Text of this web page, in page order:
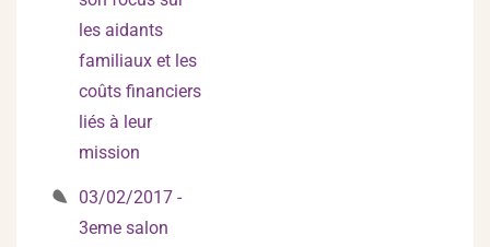
les aidants
familiaux et les
coûts financiers
liés à leur
mission
03/02/2017 -
3eme salon